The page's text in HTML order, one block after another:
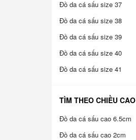
Đồ da cá sấu size 37
Đồ da cá sấu size 38
Đồ da cá sấu size 39
Đồ da cá sấu size 40
Đồ da cá sấu size 41
TÌM THEO CHIỀU CAO
Đồ da cá sấu cao 6.5cm
Đồ da cá sấu cao 2cm